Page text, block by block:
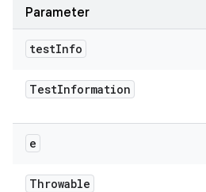
Parameter
testInfo
TestInformation
e
Throwable